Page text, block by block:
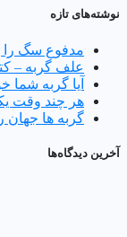
نوشته‌های تازه
مدفوع سگ را
علف گربه –
آیا گربه
هر چند وقت
گربه ها جهان
آخرین دیدگاه‌ها